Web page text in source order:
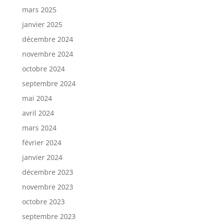
mars 2025
janvier 2025
décembre 2024
novembre 2024
octobre 2024
septembre 2024
mai 2024
avril 2024
mars 2024
février 2024
janvier 2024
décembre 2023
novembre 2023
octobre 2023
septembre 2023